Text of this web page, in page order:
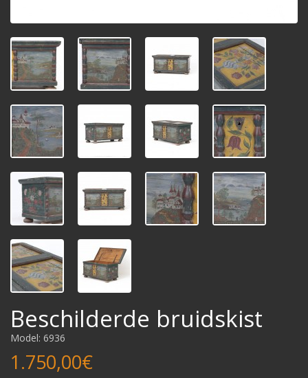
Beschilderde bruidskist
Model: 6936
1.750,00€